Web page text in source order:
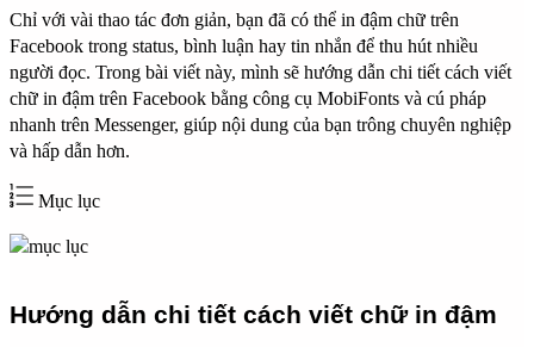
Chỉ với vài thao tác đơn giản, bạn đã có thể in đậm chữ trên
Facebook trong status, bình luận hay tin nhắn để thu hút nhiều
người đọc. Trong bài viết này, mình sẽ hướng dẫn chi tiết cách viết
chữ in đậm trên Facebook bằng công cụ MobiFonts và cú pháp
nhanh trên Messenger, giúp nội dung của bạn trông chuyên nghiệp
và hấp dẫn hơn.
Mục lục
Hướng dẫn chi tiết cách viết chữ in đậm